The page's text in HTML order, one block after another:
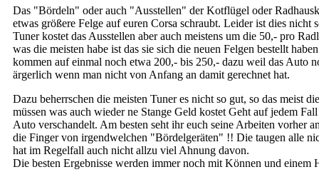
Das "Bördeln" oder auch "Ausstellen" der Kotflügel oder
etwas größere Felge auf euren Corsa schraubt. Leider ist dies
Tuner kostet das Ausstellen aber auch meistens um die 50,- pro
was die meisten habe ist das sie sich die neuen Felgen bestellt
kommen auf einmal noch etwa 200,- bis 250,- dazu weil das Auto
ärgerlich wenn man nicht von Anfang an damit gerechnet hat.
Dazu beherrschen die meisten Tuner es nicht so gut, so das meist
müssen was auch wieder ne Stange Geld kostet Geht auf jedem
Auto verschandelt. Am besten seht ihr euch seine Arbeiten vorher
die Finger von irgendwelchen "Bördelgeräten" !! Die taugen alle
hat im Regelfall auch nicht allzu viel Ahnung davon.
Die besten Ergebnisse werden immer noch mit Können und